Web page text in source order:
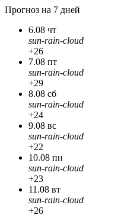
Прогноз на 7 дней
6.08 чт
sun-rain-cloud
+26
7.08 пт
sun-rain-cloud
+29
8.08 сб
sun-rain-cloud
+24
9.08 вс
sun-rain-cloud
+22
10.08 пн
sun-rain-cloud
+23
11.08 вт
sun-rain-cloud
+26